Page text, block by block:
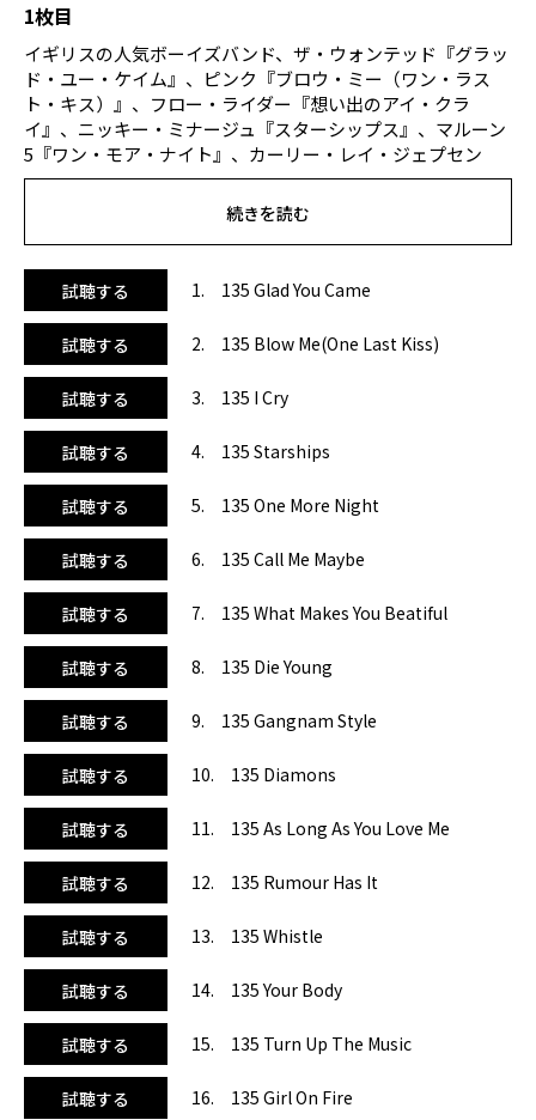
1枚目
イギリスの人気ボーイズバンド、ザ・ウォンテッド『グラッ
ド・ユー・ケイム』、ピンク『ブロウ・ミー（ワン・ラス
ト・キス）』、フロー・ライダー『想い出のアイ・クラ
イ』、ニッキー・ミナージュ『スターシップス』、マルーン
5『ワン・モア・ナイト』、カーリー・レイ・ジェプセン
『コール・ミー・メイビー』、ワン・ダイレクション『ホワ
ット・メイクス・ユー・ビューティフル』、ケシャ『ダイ・
ヤング』、そしてPSY『カンナム・スタイル』など前半から
ガミックススタイルは元気パワーをずーっとキープしてくれ
る構成で、いつも以上にレッスンがヒートアップすること間
違いなし！中盤以降にはリアーナ、ジャスティン・ビーバ
ー、アデル、クリスティーナ・アギレラ、クリス・ブラウ
ン、アリシア・キーズ、ファン、テイラー・スウィフト、フ
ィリップ・フィリップスなど世界中で大ヒットしたナンバー
がこれでもかーっ！というほどにミックスされています。ピ
ッチを調整してビギナーエアロ、ロー、ステップ、アクアな
ど幅広いレッスンでご活用下さい！
続きを読む
試聴する 1. 135 Glad You Came
試聴する 2. 135 Blow Me(One Last Kiss)
試聴する 3. 135 I Cry
試聴する 4. 135 Starships
試聴する 5. 135 One More Night
試聴する 6. 135 Call Me Maybe
試聴する 7. 135 What Makes You Beatiful
試聴する 8. 135 Die Young
試聴する 9. 135 Gangnam Style
試聴する 10. 135 Diamons
試聴する 11. 135 As Long As You Love Me
試聴する 12. 135 Rumour Has It
試聴する 13. 135 Whistle
試聴する 14. 135 Your Body
試聴する 15. 135 Turn Up The Music
試聴する 16. 135 Girl On Fire